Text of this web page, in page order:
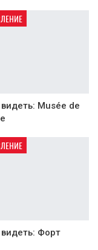
Musée de
Форт